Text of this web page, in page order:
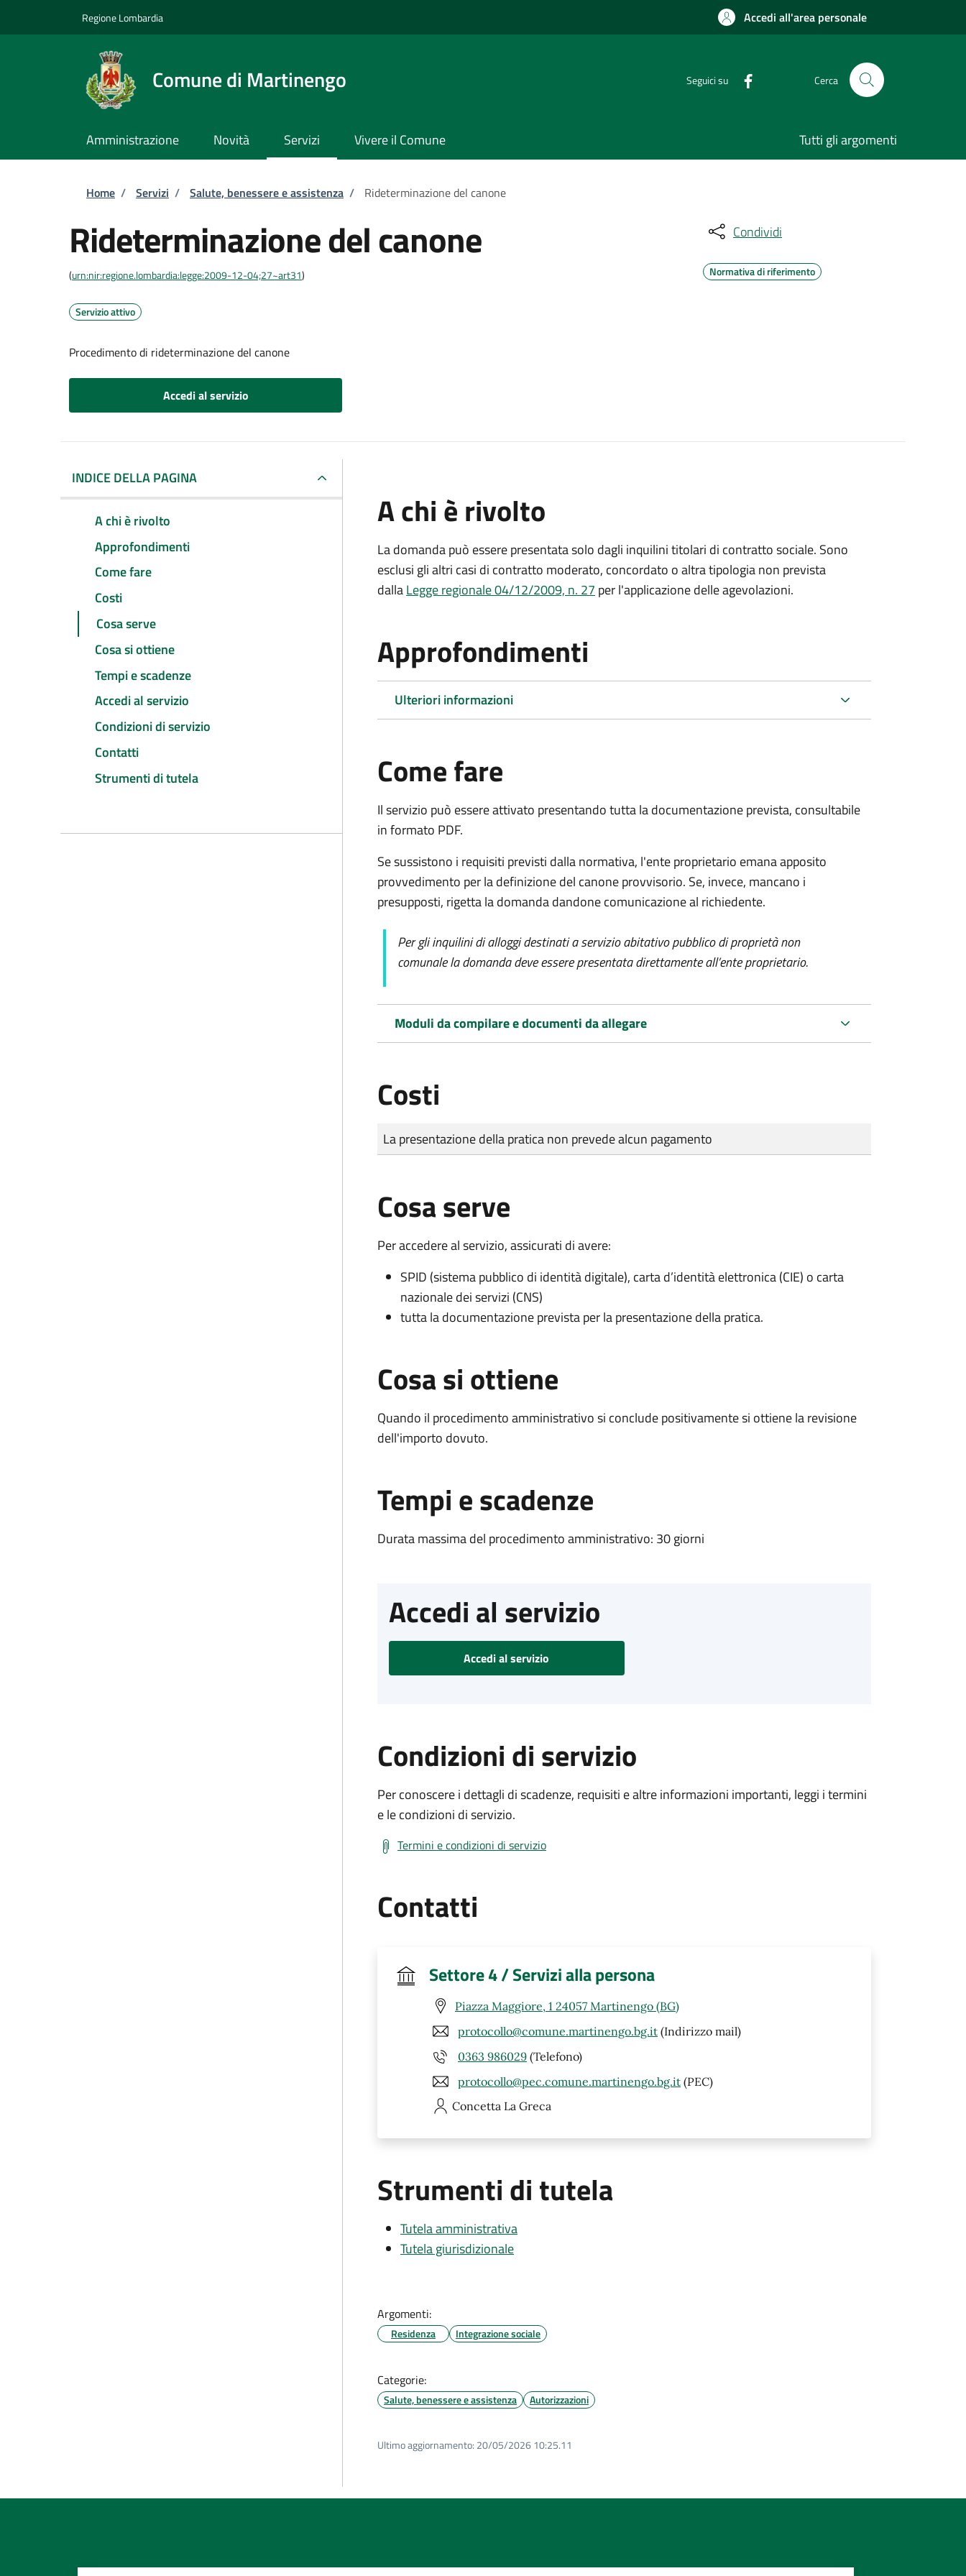
Regione Lombardia Accedi all'area personale
Comune di Martinengo Seguici su Cerca
Amministrazione Novità Servizi Vivere il Comune Tutti gli argomenti
Briciole di pane
Home / Servizi / Salute, benessere e assistenza / Rideterminazione del canone
Rideterminazione del canone
(urn:nir:regione.lombardia:legge:2009-12-04;27~art31)
Servizio attivo
Procedimento di rideterminazione del canone
Accedi al servizio
Condividi
Normativa di riferimento
INDICE DELLA PAGINA
A chi è rivolto
Approfondimenti
Come fare
Costi
Cosa serve
Cosa si ottiene
Tempi e scadenze
Accedi al servizio
Condizioni di servizio
Contatti
Strumenti di tutela
A chi è rivolto
La domanda può essere presentata solo dagli inquilini titolari di contratto sociale. Sono
esclusi gli altri casi di contratto moderato, concordato o altra tipologia non prevista
dallaLegge regionale 04/12/2009, n. 27 per l'applicazione delle agevolazioni.
Approfondimenti
Ulteriori informazioni
Come fare
Il servizio può essere attivato presentando tutta la documentazione prevista, consultabile
in formato PDF.
Se sussistono i requisiti previsti dalla normativa, l'ente proprietario emana apposito
provvedimento per la definizione del canone provvisorio. Se, invece, mancano i
presupposti, rigetta la domanda dandone comunicazione al richiedente.
Per gli inquilini di alloggi destinati a servizio abitativo pubblico di proprietà non
comunale la domanda deve essere presentata direttamente all’ente proprietario.
Moduli da compilare e documenti da allegare
Costi
Tipo di pagamento
Importo
La presentazione della pratica non prevede alcun pagamento
Cosa serve
Per accedere al servizio, assicurati di avere:
SPID (sistema pubblico di identità digitale), carta d’identità elettronica (CIE) o carta
nazionale dei servizi (CNS)
tutta la documentazione prevista per la presentazione della pratica.
Cosa si ottiene
Quando il procedimento amministrativo si conclude positivamente si ottiene la revisione
dell'importo dovuto.
Tempi e scadenze
Durata massima del procedimento amministrativo: 30 giorni
Accedi al servizio
Accedi al servizio
Condizioni di servizio
Per conoscere i dettagli di scadenze, requisiti e altre informazioni importanti, leggi i termini
e le condizioni di servizio.
Termini e condizioni di servizio
Contatti
Settore 4 / Servizi alla persona
Piazza Maggiore, 1 24057 Martinengo (BG)
protocollo@comune.martinengo.bg.it (Indirizzo mail)
0363 986029 (Telefono)
protocollo@pec.comune.martinengo.bg.it (PEC)
Concetta La Greca
Strumenti di tutela
Tutela amministrativa
Tutela giurisdizionale
Argomenti:
Residenza Integrazione sociale
Categorie:
Salute, benessere e assistenza Autorizzazioni
Ultimo aggiornamento: 20/05/2026 10:25.11